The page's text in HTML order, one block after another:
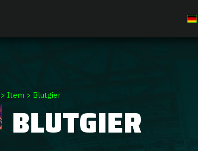
Item > Blutgier
BLUTGIER